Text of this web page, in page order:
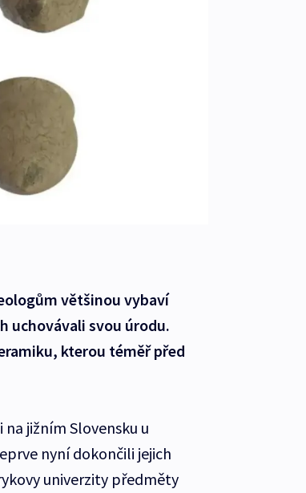
většinou vybaví
uchovávali svou úrodu.
kterou téměř před
jižním Slovensku u
nyní dokončili jejich
univerzity předměty